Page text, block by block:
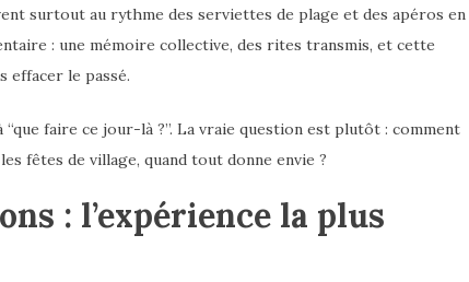
surtout au rythme des serviettes de plage et des apéros en
: une mémoire collective, des rites transmis, et cette
effacer le passé.
faire ce jour-là ?”. La vraie question est plutôt : comment
fêtes de village, quand tout donne envie ?
: l’expérience la plus